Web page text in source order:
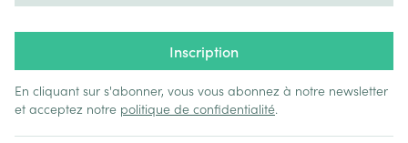
Inscription
En cliquant sur s'abonner, vous vous abonnez à notre newsletter
et acceptez notre politique de confidentialité.